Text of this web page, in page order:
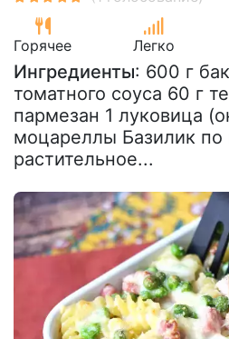
Горячее Легко
Ингредиенты: 600 г
томатного соуса 60 г
пармезан 1 луковица
моцареллы Базилик по
растительное...